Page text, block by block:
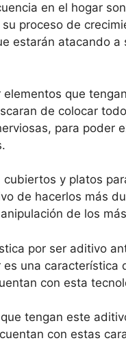
en el hogar
proceso de
estarán atacando a
que
de colocar
para poder
y platos
de hacerlos más
de los
por ser aditivo
una característica
con esta
tengan este
con estas